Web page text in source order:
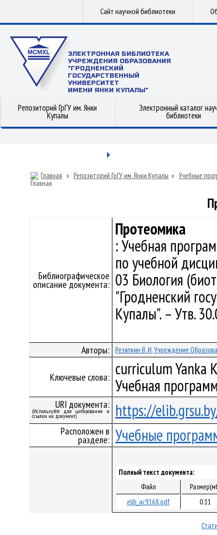
Сайт научной библиотеки
ЭЛЕКТРОННАЯ БИБЛИОТЕКА
УЧРЕЖДЕНИЯ ОБРАЗОВАНИЯ
"ГРОДНЕНСКИЙ
ГОСУДАРСТВЕННЫЙ
УНИВЕРСИТЕТ
ИМЕНИ ЯНКИ КУПАЛЫ"
Репозиторий ГрГУ им. Янки
Купалы
Электронный каталог
библиотеки
Главная » Репозиторий ГрГУ им. Янки Купалы » Учебные
Библиографическое
описание документа:
Протеомика
: Учебная
по учебной
03 Биология
"Гродненский
Купалы". – Утв.
Авторы: Резяпкин В. И.Учреждение
Ключевые слова: curriculum Yanka
Учебная
URI документа:
(Используйте для цитирования и
ссылки на документ) https://
Расположен в
разделе: Учебные
Полный текст документа:
Файл
elib_ac9168.pdf
0.11